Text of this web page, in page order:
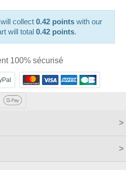
will collect0.42 points with our
will total0.42 points.
100% sécurisé